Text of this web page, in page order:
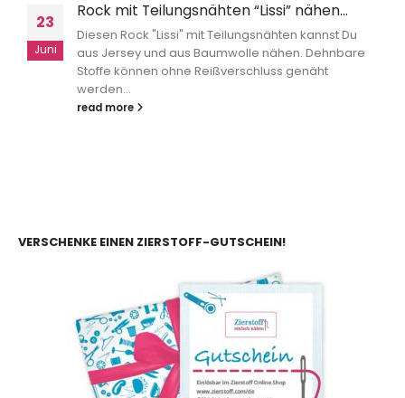
23
Juni
Rock mit Teilungsnähten “Lissi” nähen…
Diesen Rock "Lissi" mit Teilungsnähten kannst Du
aus Jersey und aus Baumwolle nähen. Dehnbare
Stoffe können ohne Reißverschluss genäht
werden...
read more
VERSCHENKE EINEN ZIERSTOFF-GUTSCHEIN!